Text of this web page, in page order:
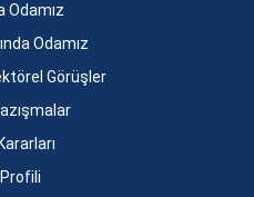
Odamız
Odamız
Görüşler